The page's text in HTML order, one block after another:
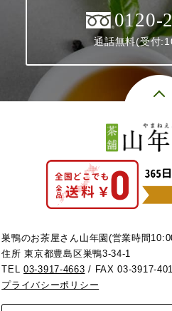
0120-
通話無料(受付
巣鴨のお茶屋さん山年園(営業時間
住所 東京都豊島区巣鴨3-34-1
TEL03-3917-4663 / FAX 03-3917-
プライバシーポリシー